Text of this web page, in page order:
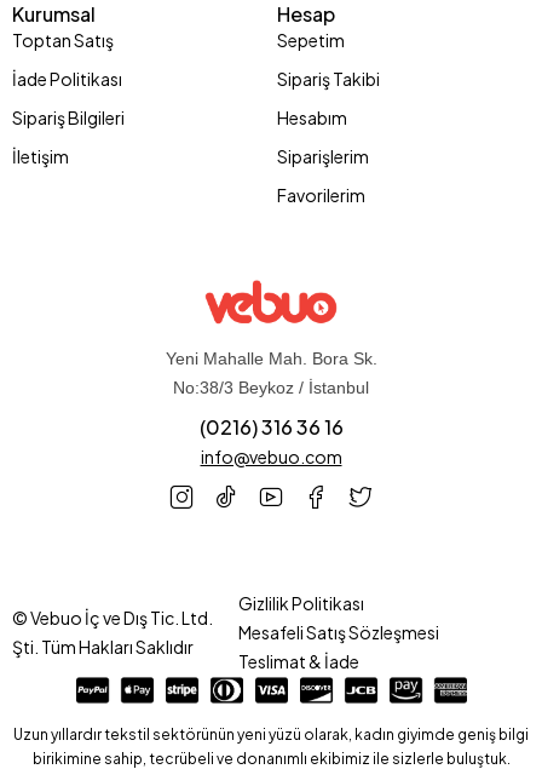
Yeni Mahalle Mah. Bora Sk.
No:38/3 Beykoz / İstanbul
(0216) 316 36 16
info@vebuo.com
Kurumsal
Toptan Satış
İade Politikası
Sipariş Bilgileri
İletişim
Hesap
Sepetim
Sipariş Takibi
Hesabım
Siparişlerim
Favorilerim
© Vebuo İç ve Dış Tic. Ltd.
Şti. Tüm Hakları Saklıdır
Gizlilik Politikası
Mesafeli Satış Sözleşmesi
Teslimat & İade
Uzun yıllardır tekstil sektörünün yeni yüzü olarak, kadın giyimde geniş bilgi
birikimine sahip, tecrübeli ve donanımlı ekibimiz ile sizlerle buluştuk.